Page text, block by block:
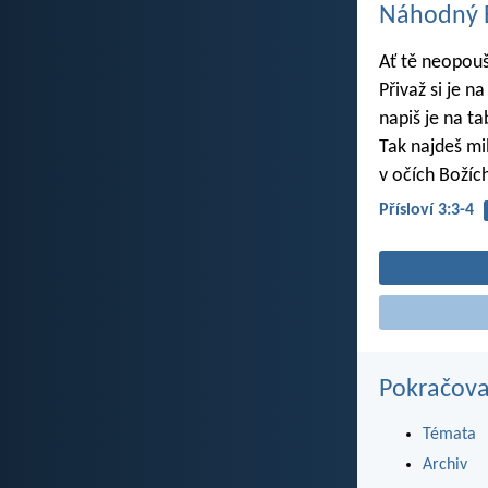
Náhodný
Ať tě
Přivaž si je
napiš je na
Tak najdeš
v očích
Přísloví 3:3-4
Témata
Archiv